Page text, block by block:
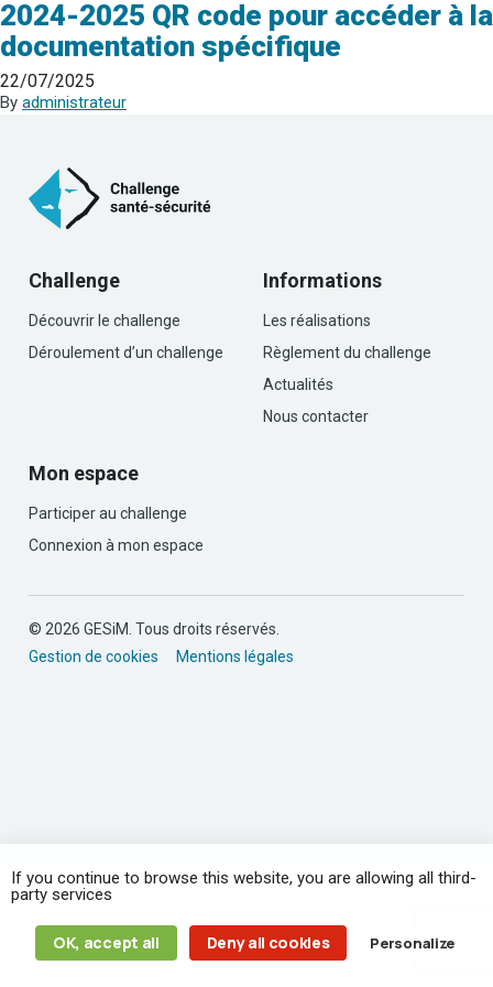
2024-2025 QR code pour accéder à la
documentation spécifique
22/07/2025
By administrateur
Challenge
Découvrir le challenge
Déroulement d’un challenge
Informations
Les réalisations
Règlement du challenge
Actualités
Nous contacter
Mon espace
Participer au challenge
Connexion à mon espace
© 2026 GESiM. Tous droits réservés.
Gestion de cookies
Mentions légales
If you continue to browse this website, you are allowing all third-
party services
OK, accept all Deny all cookies Personalize